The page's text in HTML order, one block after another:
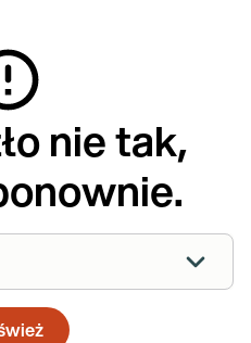
nie tak,